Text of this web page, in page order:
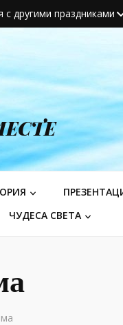
с другими праздниками
ЧУДЕСА СВЕТА